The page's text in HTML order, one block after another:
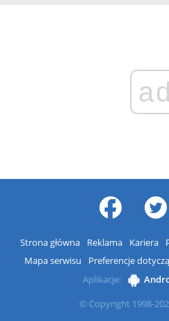
ad
Strona główna Reklama Kariera
Mapa serwisu
Preferencje
Aplikacje:
© Copyright 1998-